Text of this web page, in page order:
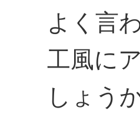
よく言
工風に
しょうか